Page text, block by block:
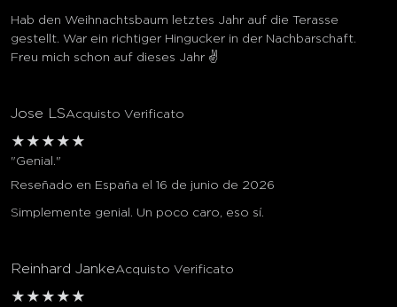
Hab den Weihnachtsbaum letztes Jahr auf die Terasse
gestellt. War ein richtiger Hingucker in der Nachbarschaft.
Freu mich schon auf dieses Jahr ✌️
Jose LSAcquisto Verificato
★ ★ ★ ★ ★
"Genial."
Reseñado en España el 16 de junio de 2026
Simplemente genial. Un poco caro, eso sí.
Reinhard JankeAcquisto Verificato
★ ★ ★ ★ ★